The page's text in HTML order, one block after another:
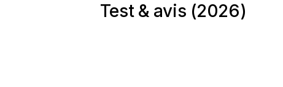
Test & avis (2026)